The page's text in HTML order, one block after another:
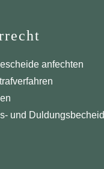
anfechten
und Duldungsbecheid